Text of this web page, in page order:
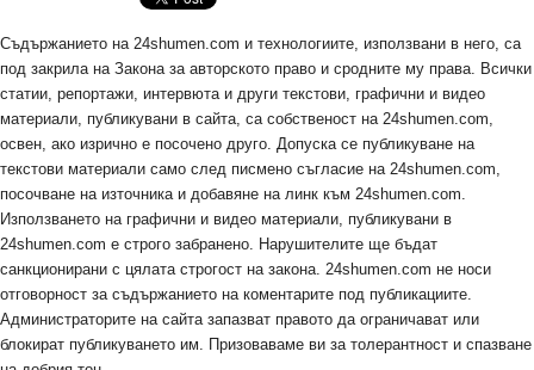
Съдържанието на 24shumen.com и технологиите, използвани в него, са
под закрила на Закона за авторското право и сродните му права. Всички
статии, репортажи, интервюта и други текстови, графични и видео
материали, публикувани в сайта, са собственост на 24shumen.com,
освен, ако изрично е посочено друго. Допуска се публикуване на
текстови материали само след писмено съгласие на 24shumen.com,
посочване на източника и добавяне на линк към 24shumen.com.
Използването на графични и видео материали, публикувани в
24shumen.com е строго забранено. Нарушителите ще бъдат
санкционирани с цялата строгост на закона. 24shumen.com не носи
отговорност за съдържанието на коментарите под публикациите.
Администраторите на сайта запазват правото да ограничават или
блокират публикуването им. Призоваваме ви за толерантност и спазване